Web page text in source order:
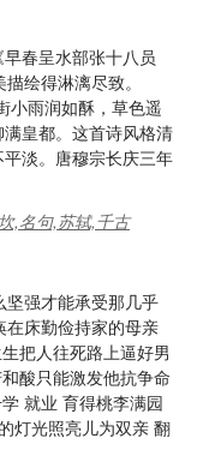
春呈水部张十八员
绘得淋漓尽致。
小雨润如酥，草色遥
皇都。这首诗风格清
淡。唐穆宗长庆三年
,名句,苏轼,千古
强才能承受那几乎
床勤俭持家的母亲
把人往死路上逼好男
酸只能激发他抗争命
就业 育得桃李满园
灯光照亮儿为双亲 翻